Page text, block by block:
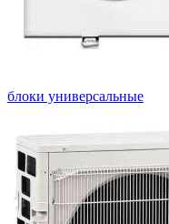
блоки универсальные